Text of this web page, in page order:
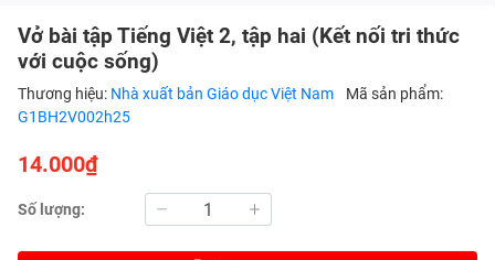
Vở bài tập Tiếng Việt 2, tập hai (Kết nối tri thức
với cuộc sống)
Thương hiệu: Nhà xuất bản Giáo dục Việt Nam
Mã sản phẩm:
G1BH2V002h25
14.000₫
Số lượng: